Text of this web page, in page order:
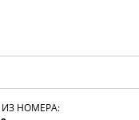
НОМЕРА: